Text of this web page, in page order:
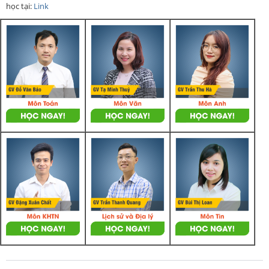
học tại: Link